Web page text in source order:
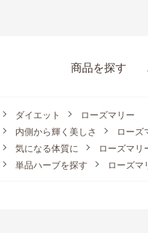
商品を探す
ダイエット
ローズマリー
内側から輝く美しさ
ローズ
気になる体質に
ローズマリ
単品ハーブを探す ローズマ